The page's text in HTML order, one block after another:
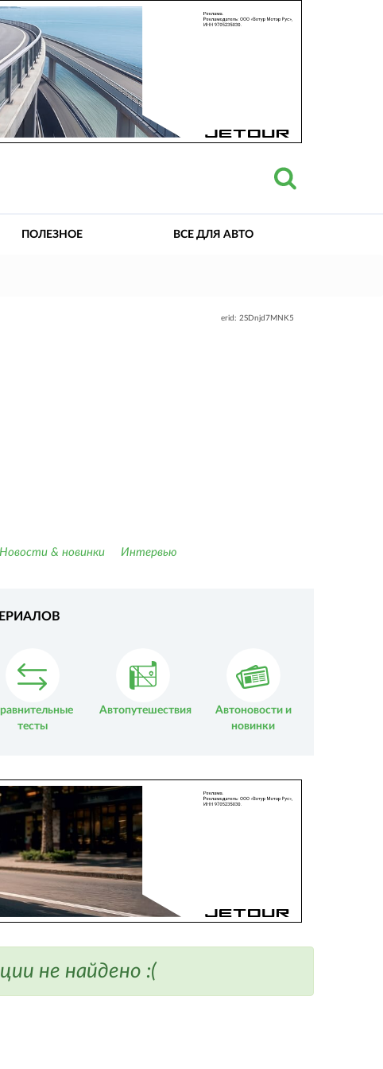
ПОЛЕЗНОЕ ВСЕ ДЛЯ АВТО
erid: 2SDnjd7MNK5
Новости & новинки Интервью
тесты
Автопутешествия
Автоновости и
новинки
не найдено :(